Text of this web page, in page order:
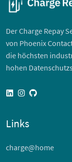
Der Charge Repay
von Phoenix
die höchsten
hohen
linkedininstagram
github
Links
charge@home